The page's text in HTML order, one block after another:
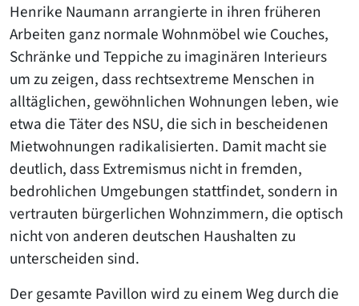
Henrike Naumann arrangierte in ihren früheren
Arbeiten ganz normale Wohnmöbel wie Couches,
Schränke und Teppiche zu imaginären Interieurs
um zu zeigen, dass rechtsextreme Menschen in
alltäglichen, gewöhnlichen Wohnungen leben, wie
etwa die Täter des NSU, die sich in bescheidenen
Mietwohnungen radikalisierten. Damit macht sie
deutlich, dass Extremismus nicht in fremden,
bedrohlichen Umgebungen stattfindet, sondern in
vertrauten bürgerlichen Wohnzimmern, die optisch
nicht von anderen deutschen Haushalten zu
unterscheiden sind.
Der gesamte Pavillon wird zu einem Weg durch die